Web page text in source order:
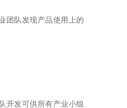
团队发现产品使用上的
开发可供所有产业小组